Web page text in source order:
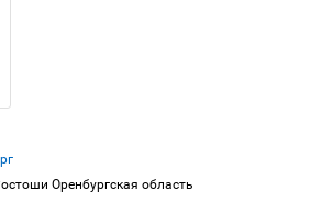
Оренбургская область